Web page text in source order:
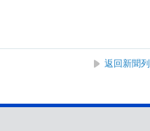
返回新聞